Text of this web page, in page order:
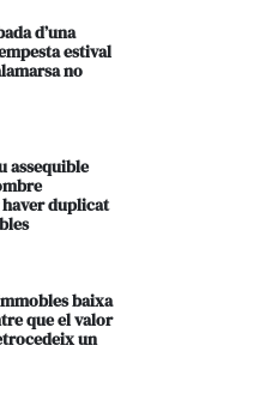
d’una
estival
no
assequible
haver duplicat
baixa
que el valor
un